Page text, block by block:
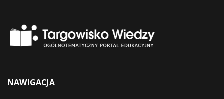
NAWIGACJA